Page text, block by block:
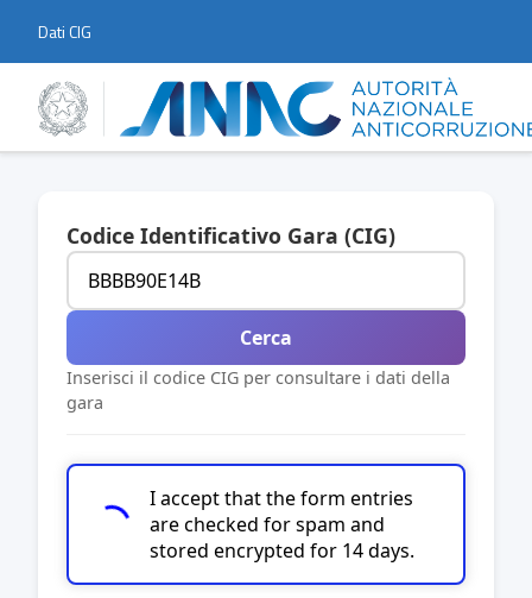
Dati CIG
Codice Identificativo Gara (CIG)
Cerca
Inserisci il codice CIG per consultare i dati della
gara
I accept that the form entries
are checked for spam and
stored encrypted for 14 days.